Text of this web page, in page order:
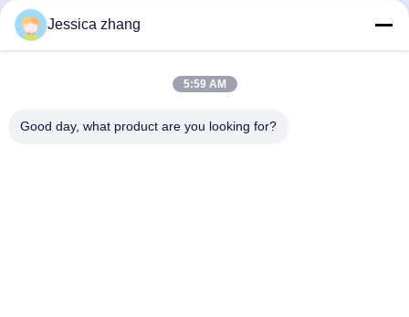
28 δεύτερος ο βιομηχανικός, wei Liu chong, Wanjiang,
DongGuan, Guangdong, Κίνα
osmanuv@hotmail.com
Jessica zhang
5:59 AM
Good day, what product are you looking for?